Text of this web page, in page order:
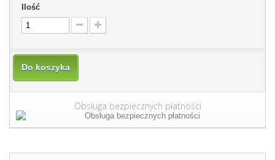
Ilość
Do koszyka
Obsługa bezpiecznych płatności